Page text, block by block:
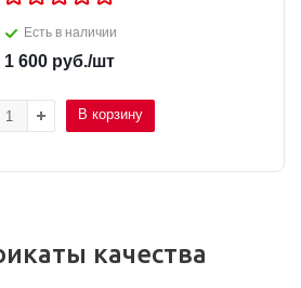
Есть в наличии
1 600руб./шт
В корзину
качества